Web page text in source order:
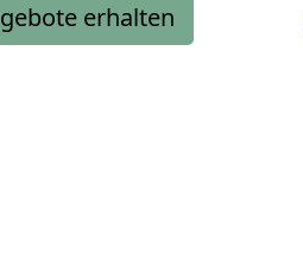
erhalten